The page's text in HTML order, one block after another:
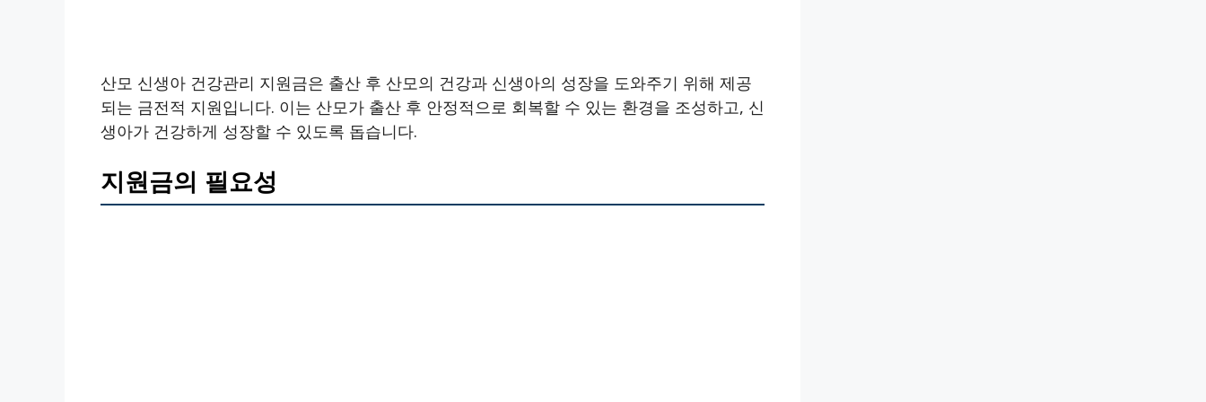
산모 신생아 건강관리 지원금은 출산 후 산모의 건강과 신생아의 성장을 도와주기 위해 제공
되는 금전적 지원입니다. 이는 산모가 출산 후 안정적으로 회복할 수 있는 환경을 조성하고, 신
생아가 건강하게 성장할 수 있도록 돕습니다.
지원금의 필요성